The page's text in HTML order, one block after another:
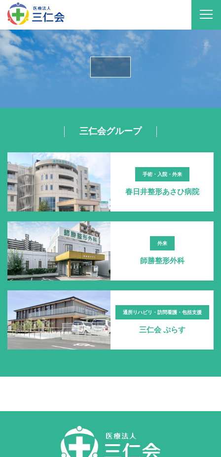
三仁会グループ
手術・入院・外来
春日井整形あさひ病院
外来
師勝整形外科
通所リハビリ・訪問看護・包括支援
三仁会 ぷらす